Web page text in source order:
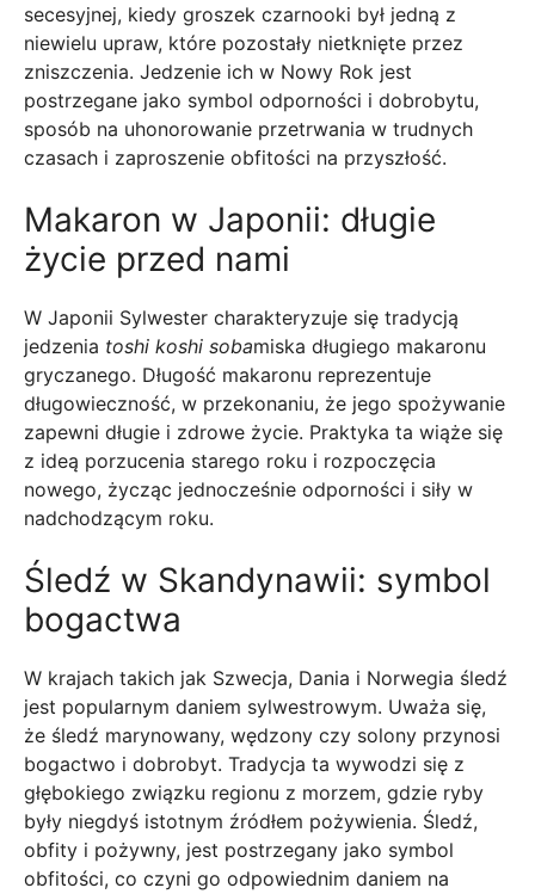
secesyjnej, kiedy groszek czarnooki był jedną z
niewielu upraw, które pozostały nietknięte przez
zniszczenia. Jedzenie ich w Nowy Rok jest
postrzegane jako symbol odporności i dobrobytu,
sposób na uhonorowanie przetrwania w trudnych
czasach i zaproszenie obfitości na przyszłość.
Makaron w Japonii: długie
życie przed nami
W Japonii Sylwester charakteryzuje się tradycją
jedzenia toshi koshi sobamiska długiego makaronu
gryczanego. Długość makaronu reprezentuje
długowieczność, w przekonaniu, że jego spożywanie
zapewni długie i zdrowe życie. Praktyka ta wiąże się
z ideą porzucenia starego roku i rozpoczęcia
nowego, życząc jednocześnie odporności i siły w
nadchodzącym roku.
Śledź w Skandynawii: symbol
bogactwa
W krajach takich jak Szwecja, Dania i Norwegia śledź
jest popularnym daniem sylwestrowym. Uważa się,
że śledź marynowany, wędzony czy solony przynosi
bogactwo i dobrobyt. Tradycja ta wywodzi się z
głębokiego związku regionu z morzem, gdzie ryby
były niegdyś istotnym źródłem pożywienia. Śledź,
obfity i pożywny, jest postrzegany jako symbol
obfitości, co czyni go odpowiednim daniem na